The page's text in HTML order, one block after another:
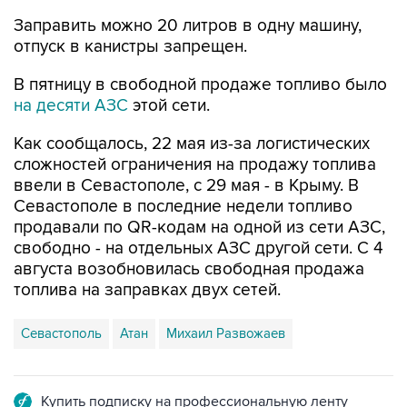
Заправить можно 20 литров в одну машину,
отпуск в канистры запрещен.
В пятницу в свободной продаже топливо было
на десяти АЗС этой сети.
Как сообщалось, 22 мая из-за логистических
сложностей ограничения на продажу топлива
ввели в Севастополе, с 29 мая - в Крыму. В
Севастополе в последние недели топливо
продавали по QR-кодам на одной из сети АЗС,
свободно - на отдельных АЗС другой сети. С 4
августа возобновилась свободная продажа
топлива на заправках двух сетей.
Севастополь Атан Михаил Развожаев
Купить подписку на профессиональную ленту